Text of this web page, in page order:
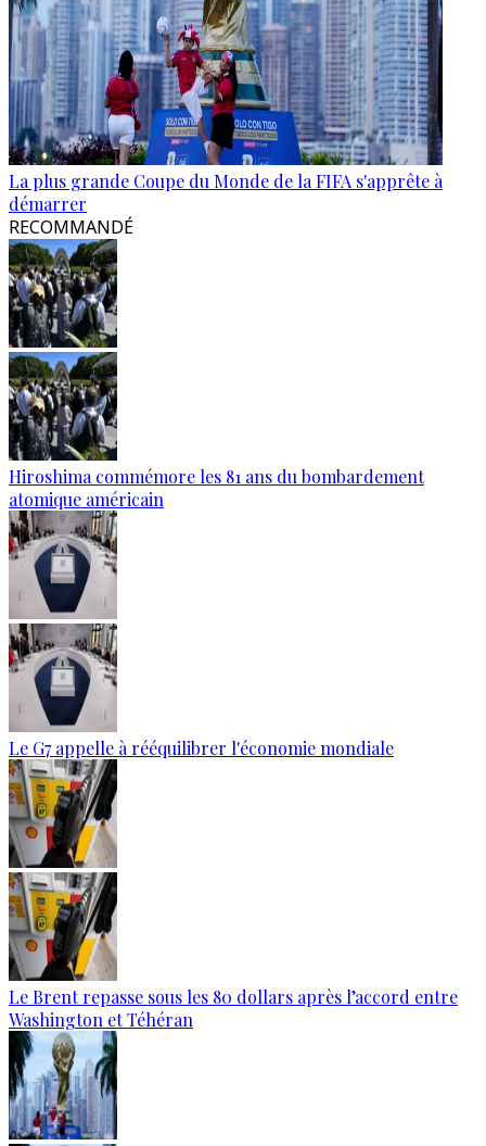
La plus grande Coupe du Monde de la FIFA s'apprête à
démarrer
RECOMMANDÉ
Hiroshima commémore les 81 ans du bombardement
atomique américain
Le G7 appelle à rééquilibrer l'économie mondiale
Le Brent repasse sous les 80 dollars après l’accord entre
Washington et Téhéran